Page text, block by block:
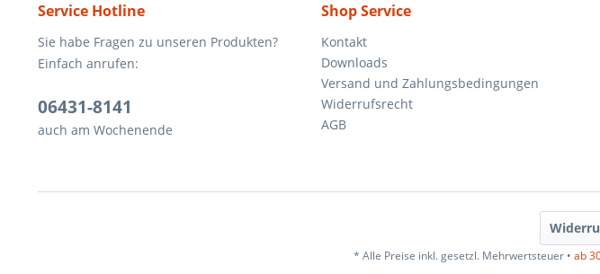
Service Hotline
Sie habe Fragen zu unseren Produkten?
Einfach anrufen:
06431-8141
auch am Wochenende
Shop Service
Kontakt
Downloads
Versand und Zahlungsbedingungen
Widerrufsrecht
AGB
* Alle Preise inkl. gesetzl. Mehrwertsteuer • ab